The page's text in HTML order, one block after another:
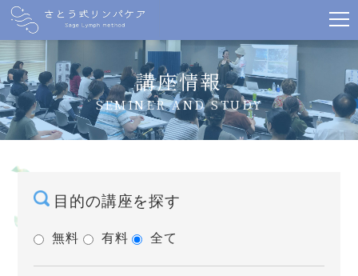
講座情報
SEMINER AND STUDY
目的の講座を探す
無料 有料 全て